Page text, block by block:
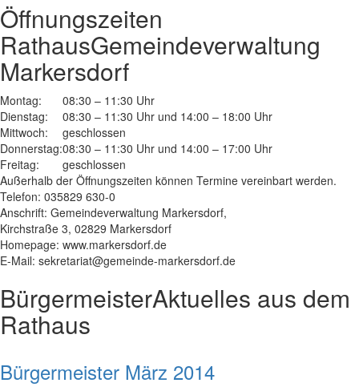
Öffnungszeiten
RathausGemeindeverwaltung
Markersdorf
Montag:
08:30 – 11:30 Uhr
Dienstag:
08:30 – 11:30 Uhr und 14:00 – 18:00 Uhr
Mittwoch:
geschlossen
Donnerstag:08:30 – 11:30 Uhr und 14:00 – 17:00 Uhr
Freitag:
geschlossen
Außerhalb der Öffnungszeiten können Termine vereinbart werden.
Telefon: 035829 630-0
Anschrift: Gemeindeverwaltung Markersdorf,
Kirchstraße 3, 02829 Markersdorf
Homepage: www.markersdorf.de
E-Mail: sekretariat@gemeinde-markersdorf.de
BürgermeisterAktuelles aus dem
Rathaus
Bürgermeister März 2014